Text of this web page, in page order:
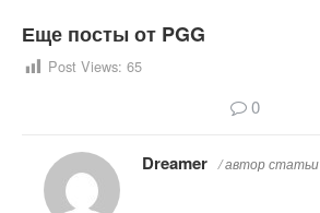
Еще посты от PGG
Post Views: 65
0
Dreamer / автор статьи